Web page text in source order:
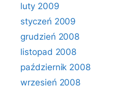
luty 2009
styczeń 2009
grudzień 2008
listopad 2008
październik 2008
wrzesień 2008